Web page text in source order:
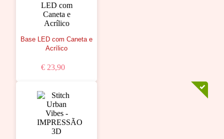
Base LED com Caneta e
Acrílico
€ 23,90